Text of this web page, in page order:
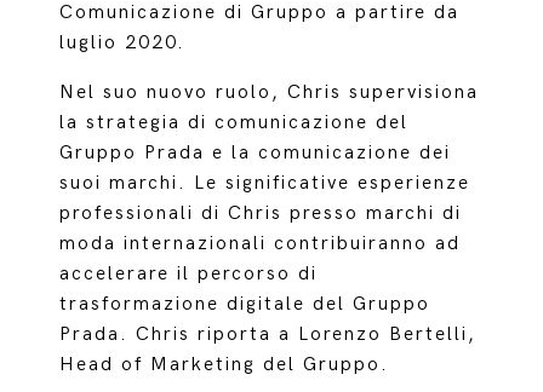
Comunicazione di Gruppo a partire da
luglio 2020.
Nel suo nuovo ruolo, Chris supervisiona
la strategia di comunicazione del
Gruppo Prada e la comunicazione dei
suoi marchi. Le significative esperienze
professionali di Chris presso marchi di
moda internazionali contribuiranno ad
accelerare il percorso di
trasformazione digitale del Gruppo
Prada. Chris riporta a Lorenzo Bertelli,
Head of Marketing del Gruppo.